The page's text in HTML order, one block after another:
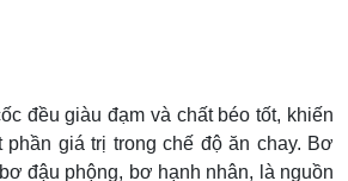
đều giàu đạm và chất béo tốt, khiến
phần giá trị trong chế độ ăn chay. Bơ
đậu phộng, bơ hạnh nhân, là nguồn